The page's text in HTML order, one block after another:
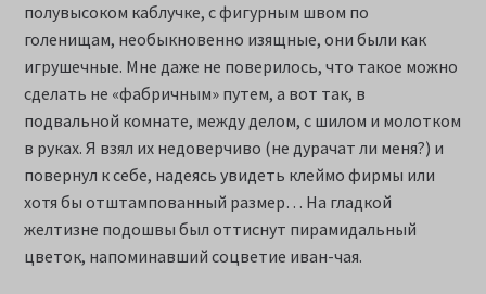
полувысоком каблучке, с фигурным швом по
голенищам, необыкновенно изящные, они были как
игрушечные. Мне даже не поверилось, что такое можно
сделать не «фабричным» путем, а вот так, в
подвальной комнате, между делом, с шилом и молотком
в руках. Я взял их недоверчиво (не дурачат ли меня?) и
повернул к себе, надеясь увидеть клеймо фирмы или
хотя бы отштампованный размер… На гладкой
желтизне подошвы был оттиснут пирамидальный
цветок, напоминавший соцветие иван-чая.